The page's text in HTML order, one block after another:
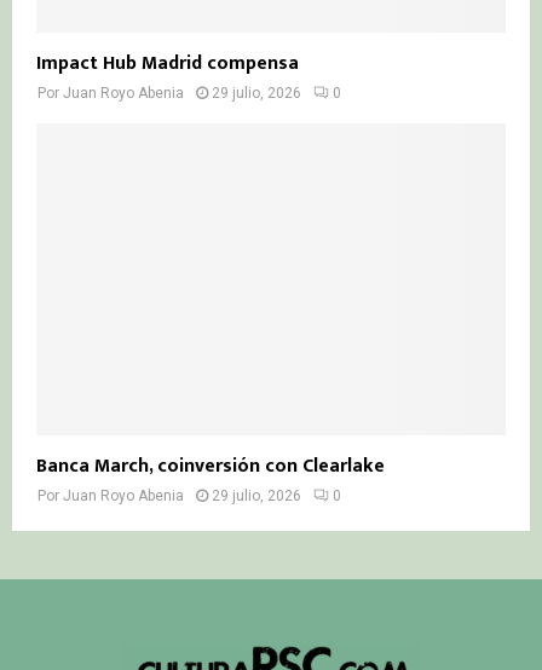
Impact Hub Madrid compensa
Por Juan Royo Abenia 29 julio, 2026 0
Banca March, coinversión con Clearlake
Por Juan Royo Abenia 29 julio, 2026 0